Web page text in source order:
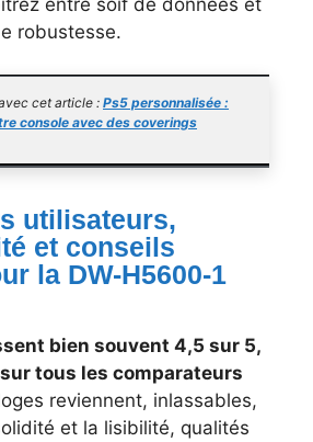
entre soif de données et
robustesse.
cet article : Ps5 personnalisée :
console avec des coverings
utilisateurs,
et conseils
la DW-H5600-1
bien souvent 4,5 sur 5,
sur tous les comparateurs
reviennent, inlassables,
et la lisibilité, qualités